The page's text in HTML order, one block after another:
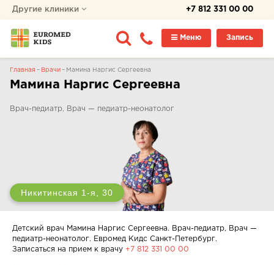
+7 812 331 00 00
Другие клиники
Запись
Меню
Главная Врачи Мамина Наргис Сергеевна
Мамина Наргис Сергеевна
Врач-педиатр, Врач — педиатр-неонатолог
Никитинская 1-я, 30
Детский врач Мамина Наргис Сергеевна. Врач-педиатр, Врач —
педиатр-неонатолог. Евромед Кидс Санкт-Петербург.
Записаться на прием к врачу +7 812 331 00 00